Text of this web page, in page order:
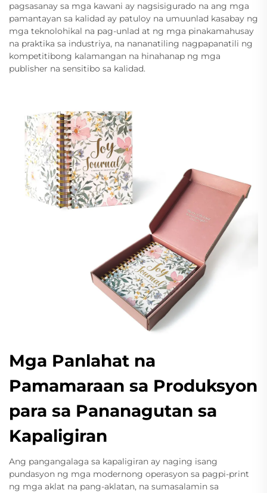
pagsasanay sa mga kawani ay nagsisigurado na ang mga
pamantayan sa kalidad ay patuloy na umuunlad kasabay ng
mga teknolohikal na pag-unlad at ng mga pinakamahusay
na praktika sa industriya, na nananatiling nagpapanatili ng
kompetitibong kalamangan na hinahanap ng mga
publisher na sensitibo sa kalidad.
Mga Panlahat na
Pamamaraan sa Produksyon
para sa Pananagutan sa
Kapaligiran
Ang pangangalaga sa kapaligiran ay naging isang
pundasyon ng mga modernong operasyon sa pagpi-print
ng mga aklat na pang-aklatan, na sumasalamin sa